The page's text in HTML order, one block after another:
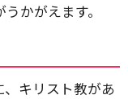
かがえます。
キリスト教があ